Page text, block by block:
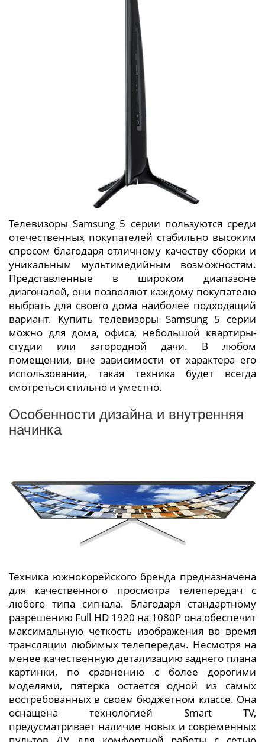
Телевизоры Samsung 5 серии пользуются среди
отечественных покупателей стабильно высоким
спросом благодаря отличному качеству сборки и
уникальным мультимедийным возможностям.
Представленные в широком диапазоне
диагоналей, они позволяют каждому покупателю
выбрать для своего дома наиболее подходящий
вариант. Купить телевизоры Samsung 5 серии
можно для дома, офиса, небольшой квартиры-
студии или загородной дачи. В любом
помещении, вне зависимости от характера его
использования, такая техника будет всегда
смотреться стильно и уместно.
Особенности дизайна и внутренняя
начинка
Техника южнокорейского бренда предназначена
для качественного просмотра телепередач с
любого типа сигнала. Благодаря стандартному
разрешению Full HD 1920 на 1080P она обеспечит
максимальную четкость изображения во время
трансляции любимых телепередач. Несмотря на
менее качественную детализацию заднего плана
картинки, по сравнению с более дорогими
моделями, пятерка остается одной из самых
востребованных в своем бюджетном классе. Она
оснащена технологией Smart TV,
предусматривает наличие новых и современных